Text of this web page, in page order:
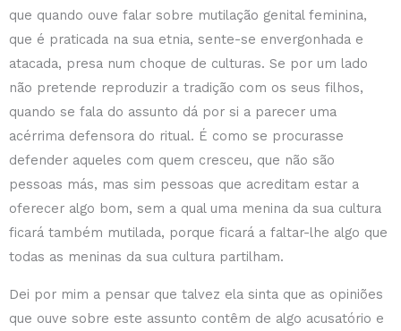
que quando ouve falar sobre mutilação genital feminina,
que é praticada na sua etnia, sente-se envergonhada e
atacada, presa num choque de culturas. Se por um lado
não pretende reproduzir a tradição com os seus filhos,
quando se fala do assunto dá por si a parecer uma
acérrima defensora do ritual. É como se procurasse
defender aqueles com quem cresceu, que não são
pessoas más, mas sim pessoas que acreditam estar a
oferecer algo bom, sem a qual uma menina da sua cultura
ficará também mutilada, porque ficará a faltar-lhe algo que
todas as meninas da sua cultura partilham.
Dei por mim a pensar que talvez ela sinta que as opiniões
que ouve sobre este assunto contêm de algo acusatório e